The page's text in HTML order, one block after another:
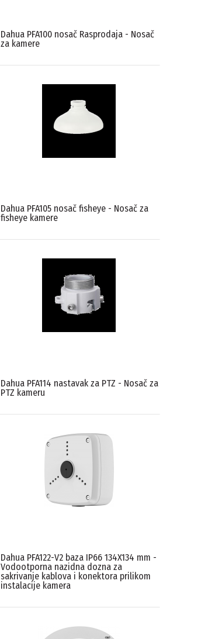
Dahua PFA100 nosač Rasprodaja - Nosač
za kamere
Dahua PFA105 nosač fisheye - Nosač za
fisheye kamere
Dahua PFA114 nastavak za PTZ - Nosač za
PTZ kameru
Dahua PFA122-V2 baza IP66 134X134 mm -
Vodootporna nazidna dozna za
sakrivanje kablova i konektora prilikom
instalacije kamera